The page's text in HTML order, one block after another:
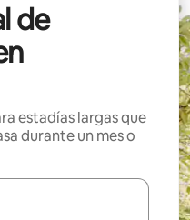
de
estadías largas que
durante un mes o
disponibles, navega con las